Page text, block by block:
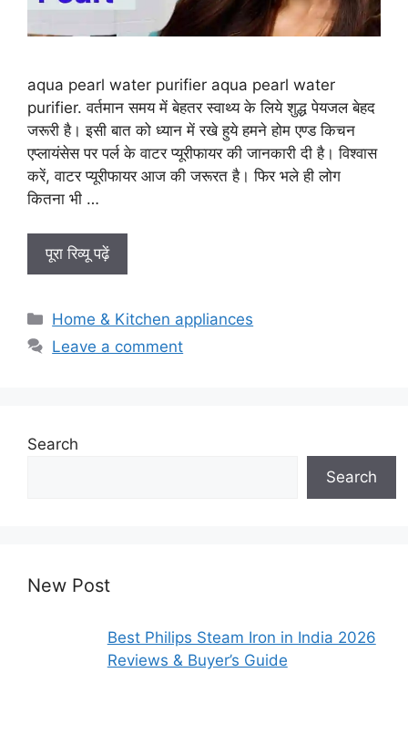
aqua pearl water purifier aqua pearl water
purifier. वर्तमान समय में बेहतर स्वाथ्य के लिये शुद्ध पेयजल बेहद
जरूरी है। इसी बात को ध्यान में रखे हुये हमने होम एण्ड किचन
एप्लायंसेस पर पर्ल के वाटर प्यूरीफायर की जानकारी दी है। विश्वास
करें, वाटर प्यूरीफायर आज की जरूरत है। फिर भले ही लोग
कितना भी …
पूरा रिव्यू पढ़ें
Categories
Home & Kitchen appliances
Leave a comment
Search
Search
New Post
Best Philips Steam Iron in India 2026
Reviews & Buyer’s Guide